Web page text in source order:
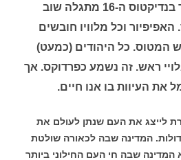
כשמגיע לכאן האפיפיור בנדיקטוס ה-16 מתגלה שוב
וכל מלוויו חובשים
המטוס. כל היהודים (כמעט)
ראש. זה נשמע כפרדוקס. אך
את העיוות בו אנו חיים.
לייצג את העם שנתן לעולם את
המדינה שבה לכאורה שולטת
שבה חי העם החילוני ביותר